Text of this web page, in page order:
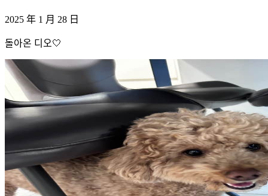
2025 年 1 月 28 日
돌아온 디오🤍